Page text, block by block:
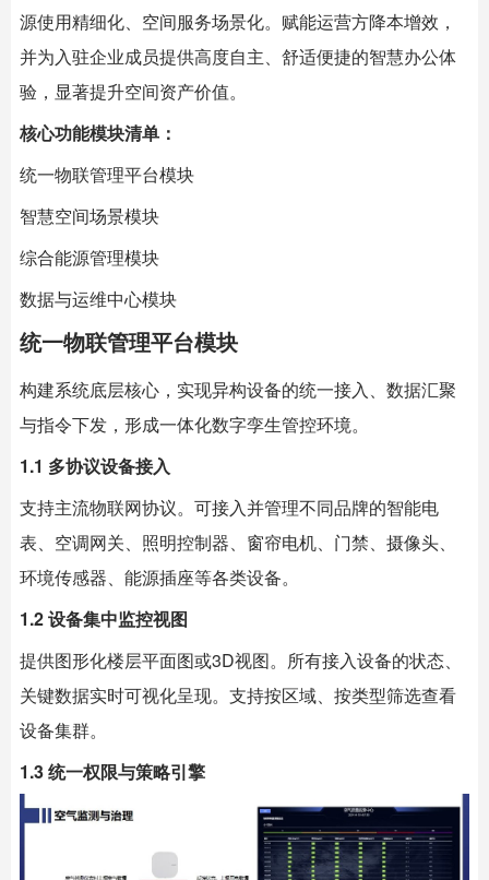
源使用精细化、空间服务场景化。赋能运营方降本增效，
并为入驻企业成员提供高度自主、舒适便捷的智慧办公体
验，显著提升空间资产价值。
核心功能模块清单：
统一物联管理平台模块
智慧空间场景模块
综合能源管理模块
数据与运维中心模块
统一物联管理平台模块
构建系统底层核心，实现异构设备的统一接入、数据汇聚
与指令下发，形成一体化数字孪生管控环境。
1.1 多协议设备接入
支持主流物联网协议。可接入并管理不同品牌的智能电
表、空调网关、照明控制器、窗帘电机、门禁、摄像头、
环境传感器、能源插座等各类设备。
1.2 设备集中监控视图
提供图形化楼层平面图或3D视图。所有接入设备的状态、
关键数据实时可视化呈现。支持按区域、按类型筛选查看
设备集群。
1.3 统一权限与策略引擎